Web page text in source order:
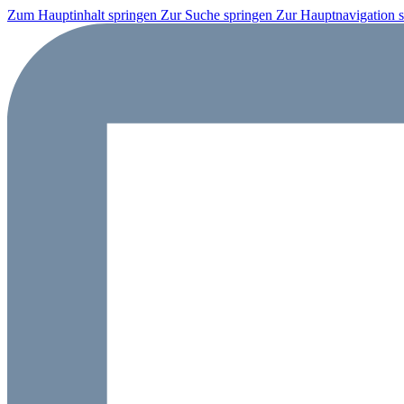
Zum Hauptinhalt springen Zur Suche springen Zur Hauptnavigation